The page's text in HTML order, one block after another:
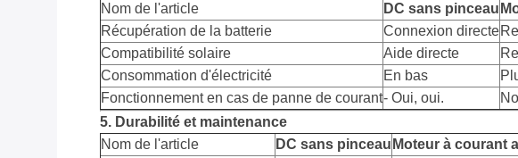
Nom de l'article
DC sans pinceau
Récupération de la batterie
Connexion directe
Compatibilité solaire
Aide directe
Consommation d'électricité
En bas
Fonctionnement en cas de panne de courant- Oui, oui.
5. Durabilité et maintenance
Nom de l'article
DC sans pinceau Moteur à courant